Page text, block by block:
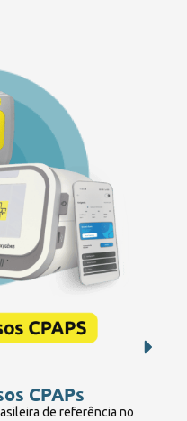
CPAPs
de referência no